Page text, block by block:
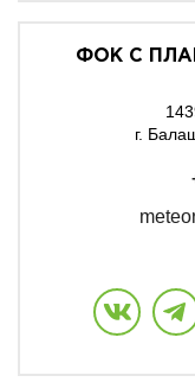
ФОК С
г.